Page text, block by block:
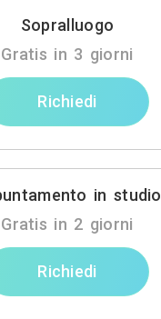
Sopralluogo
Gratis in 3 giorni
Richiedi
in studio
Gratis in 2 giorni
Richiedi